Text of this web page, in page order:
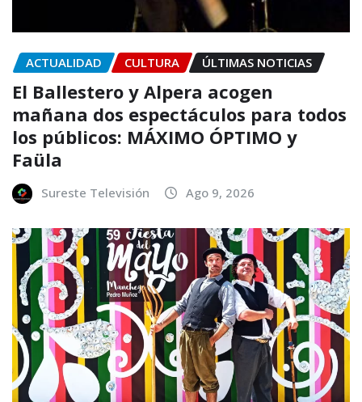
ACTUALIDAD CULTURA ÚLTIMAS NOTICIAS
El Ballestero y Alpera acogen
mañana dos espectáculos para todos
los públicos: MÁXIMO ÓPTIMO y
Faüla
Sureste Televisión Ago 9, 2026